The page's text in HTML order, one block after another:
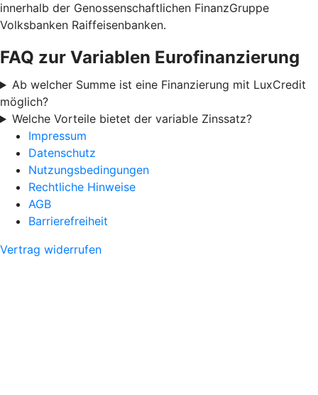
innerhalb der Genossenschaftlichen FinanzGruppe
Volksbanken Raiffeisenbanken.
FAQ zur Variablen Eurofinanzierung
Ab welcher Summe ist eine Finanzierung mit LuxCredit
möglich?
Welche Vorteile bietet der variable Zinssatz?
Impressum
Datenschutz
Nutzungsbedingungen
Rechtliche Hinweise
AGB
Barrierefreiheit
Vertrag widerrufen